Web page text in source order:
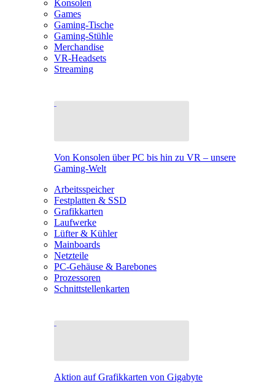
Konsolen
Games
Gaming-Tische
Gaming-Stühle
Merchandise
VR-Headsets
Streaming
Von Konsolen über PC bis hin zu VR – unsere
Gaming-Welt
Arbeitsspeicher
Festplatten & SSD
Grafikkarten
Laufwerke
Lüfter & Kühler
Mainboards
Netzteile
PC-Gehäuse & Barebones
Prozessoren
Schnittstellenkarten
Aktion auf Grafikkarten von Gigabyte